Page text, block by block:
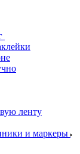
ленту
и маркеры